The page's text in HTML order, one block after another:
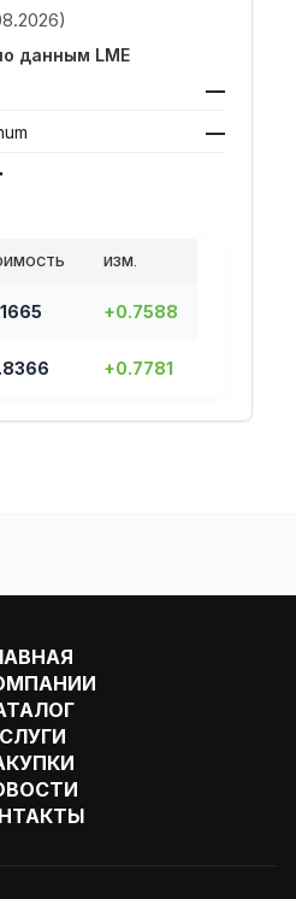
данным LME
—
—
ИЗМ.
+0.7588
+0.7781